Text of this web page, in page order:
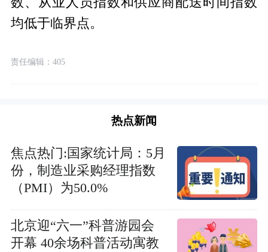
均低于临界点。
责任编辑：405
热点新闻
焦点热门:国家统计局：5月
份，制造业采购经理指数
（PMI）为50.0%
北京迎“六一”科普游园会
开幕 40余场科普活动寓教